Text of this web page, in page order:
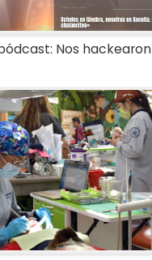
Nos hackearon